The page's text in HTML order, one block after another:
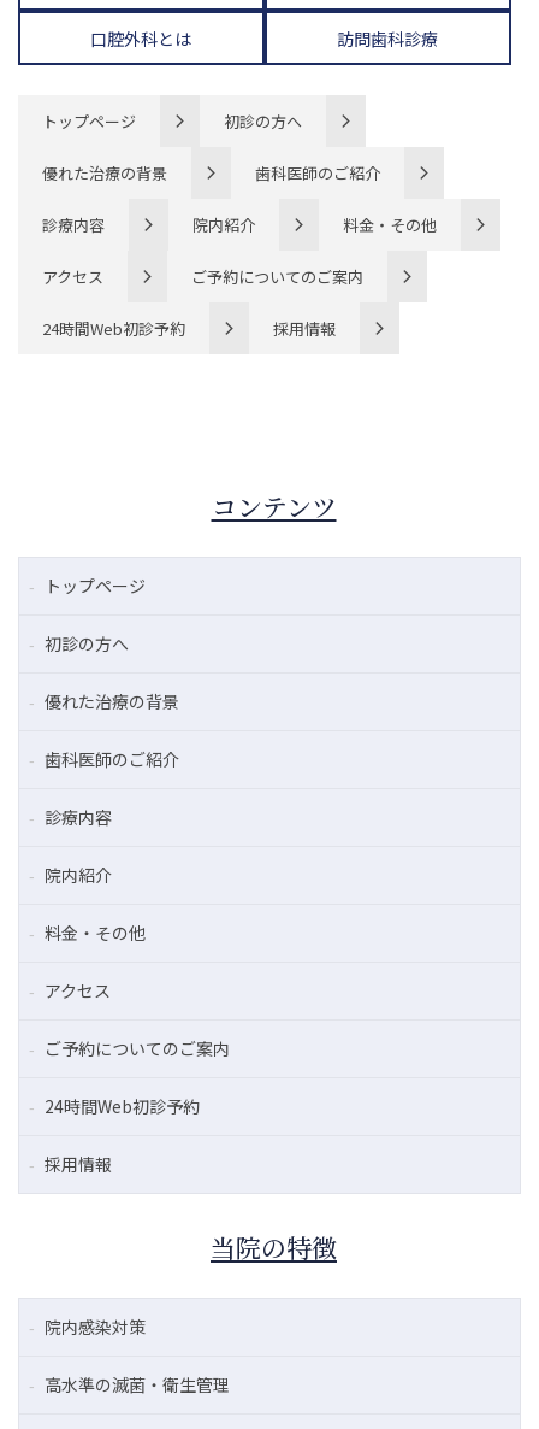
口腔外科とは 訪問歯科診療
トップページ 初診の方へ
優れた治療の背景 歯科医師のご紹介
診療内容 院内紹介 料金・その他
アクセス ご予約についてのご案内
24時間Web初診予約 採用情報
コンテンツ
トップページ
初診の方へ
優れた治療の背景
歯科医師のご紹介
診療内容
院内紹介
料金・その他
アクセス
ご予約についてのご案内
24時間Web初診予約
採用情報
当院の特徴
院内感染対策
高水準の滅菌・衛生管理